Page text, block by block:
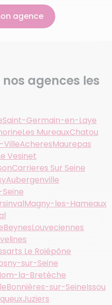
agence
agences les
Saint-Germain-en-Laye
Les MureauxChatou
AcheresMaurepas
Vesinet
Carrieres Sur Seine
Aubergenville
Magny-les-Hameaux
BeynesLouveciennes
Le Roiépône
sur-Seine
la-Bretèche
Bonnières-sur-SeineIssou
Juziers